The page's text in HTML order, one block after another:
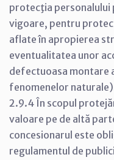
protecţia
vigoare, pentru
aflate în apropierea
eventualitatea unor
defectuoasa montare
fenomenelor
2.9.4 În scopul
valoare pe de altă
concesionarul este
regulamentul de